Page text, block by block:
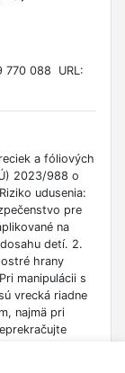
770 088 URL:
a fóliových
2023/988 o
udusenia:
pre
na
detí. 2.
hrany
manipulácii s
vrecká riadne
najmä pri